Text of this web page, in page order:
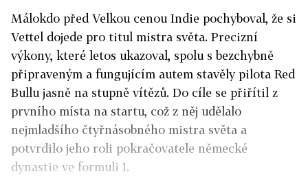
Málokdo před Velkou cenou Indie pochyboval, že si
Vettel dojede pro titul mistra světa. Precizní
výkony, které letos ukazoval, spolu s bezchybně
připraveným a fungujícím autem stavěly pilota Red
Bullu jasně na stupně vítězů. Do cíle se přiřítil z
prvního místa na startu, což z něj udělalo
nejmladšího čtyřnásobného mistra světa a
potvrdilo jeho roli pokračovatele německé
dynastie ve formuli 1.